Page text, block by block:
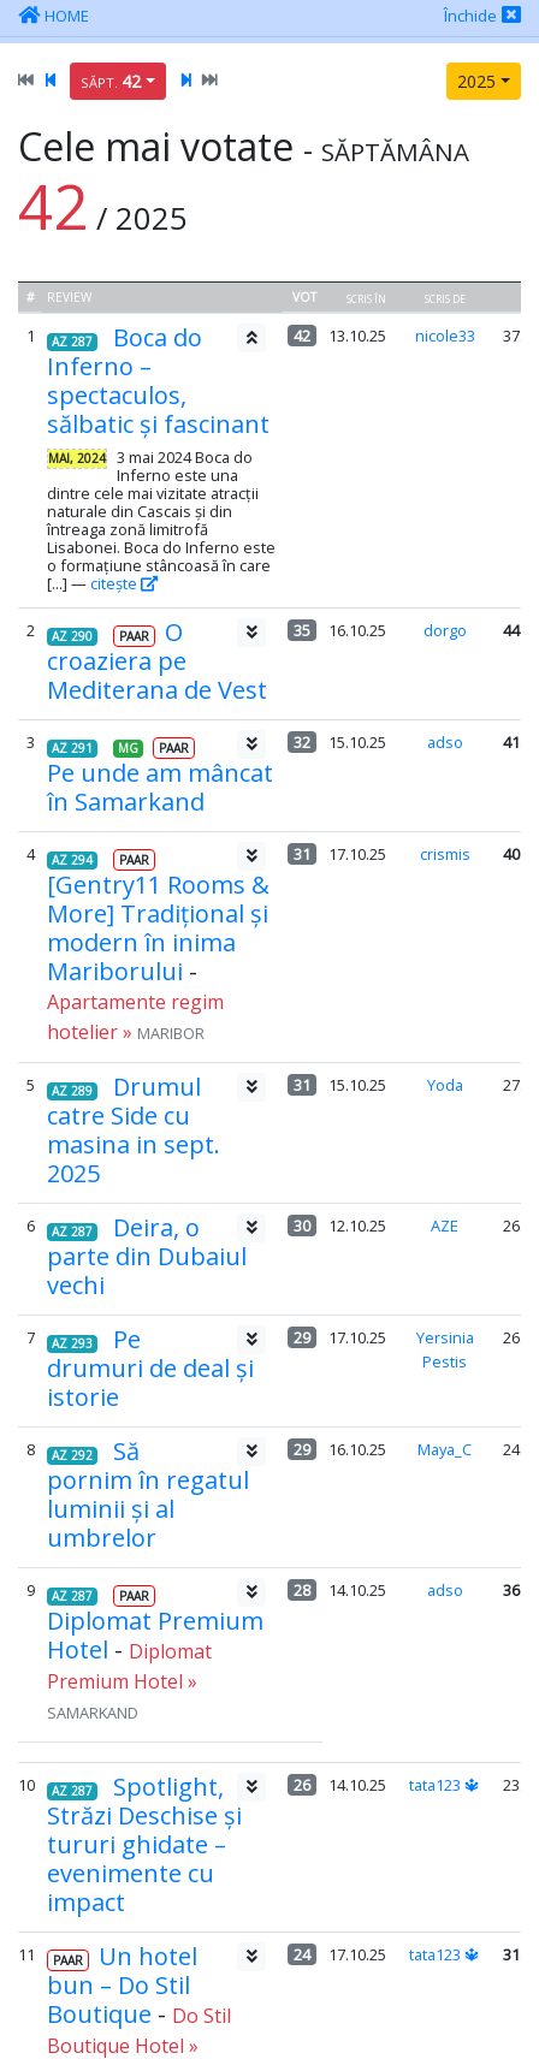
HOME Închide
2025
SĂPT. 42
Cele mai votate - SĂPTĂMÂNA
42 / 2025
# REVIEW VOT SCRIS ÎN SCRIS DE
1 AZ 287
Boca do
Inferno –
spectaculos,
sălbatic și fascinant
MAI, 2024
3 mai 2024 Boca do
Inferno este una
dintre cele mai vizitate atracții
naturale din Cascais și din
întreaga zonă limitrofă
Lisabonei. Boca do Inferno este
o formațiune stâncoasă în care
[...] —citește
42 13.10.25 nicole33
2 AZ 290 PAAR
O
croaziera pe
Mediterana de Vest
35 16.10.25 dorgo
3 AZ 291 MG PAAR
Pe unde am mâncat
în Samarkand
32 15.10.25 adso
4 AZ 294 PAAR
[Gentry11 Rooms &
More] Tradițional și
modern în inima
Mariborului -
Apartamente regim
hotelier » MARIBOR
31 17.10.25 crismis
5 AZ 289
Drumul
catre Side cu
masina in sept.
2025
31 15.10.25 Yoda
6 AZ 287
Deira, o
parte din Dubaiul
vechi
30 12.10.25 AZE
7 AZ 293
Pe
drumuri de deal și
istorie
29 17.10.25
Yersinia
Pestis
8 AZ 292
Să
pornim în regatul
luminii și al
umbrelor
29 16.10.25 Maya_C
9 AZ 287 PAAR
Diplomat Premium
Hotel - Diplomat
Premium Hotel »
SAMARKAND
28 14.10.25 adso
10 AZ 287
Spotlight,
Străzi Deschise și
tururi ghidate –
evenimente cu
impact
26 14.10.25 tata123 🔱
11 PAAR
Un hotel
bun – Do Stil
Boutique - Do Stil
Boutique Hotel »
24 17.10.25 tata123 🔱